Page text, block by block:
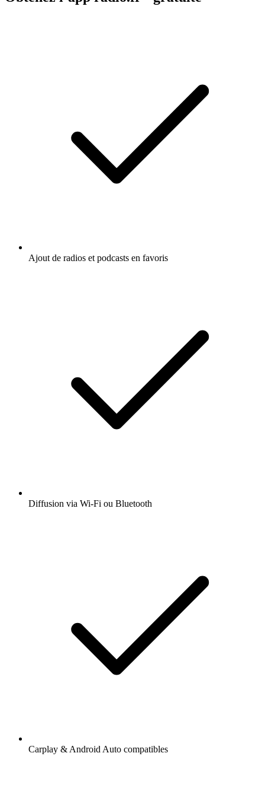
Ajout de radios et podcasts en favoris
Diffusion via Wi-Fi ou Bluetooth
Carplay & Android Auto compatibles